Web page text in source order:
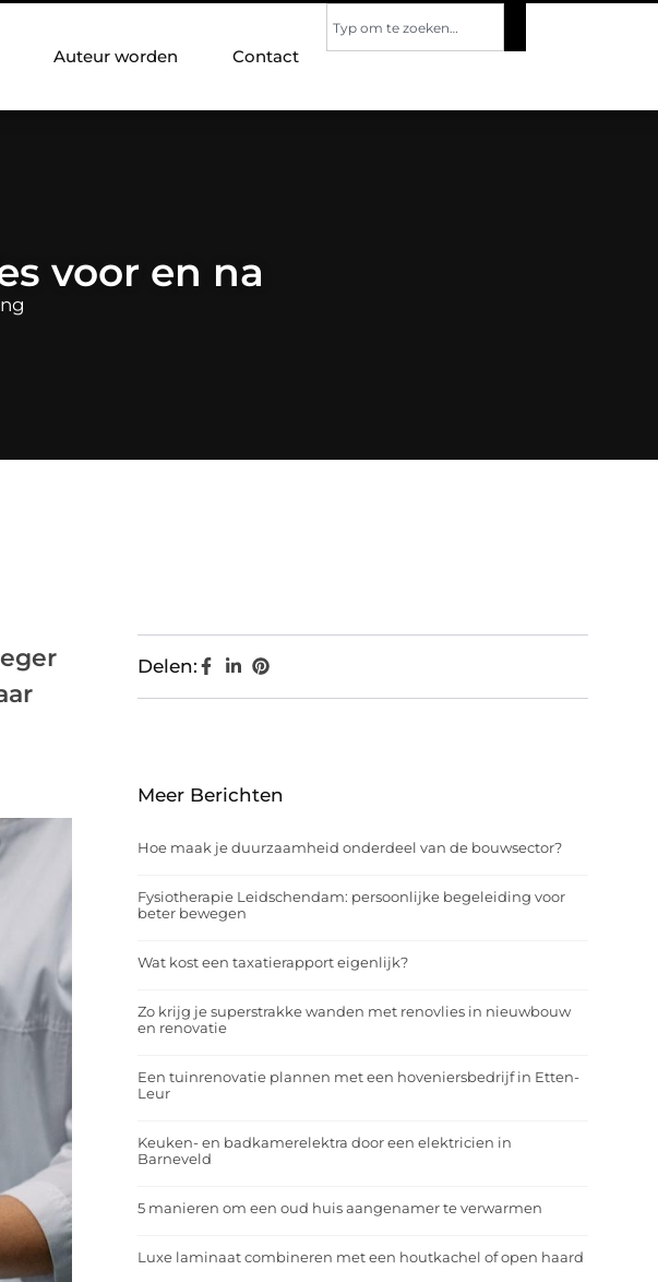
Auteur worden Contact
voor en na
Delen:
Meer Berichten
Hoe maak je duurzaamheid onderdeel van de bouwsector?
Fysiotherapie Leidschendam: persoonlijke begeleiding voor
beter bewegen
Wat kost een taxatierapport eigenlijk?
Zo krijg je superstrakke wanden met renovlies in nieuwbouw
en renovatie
Een tuinrenovatie plannen met een hoveniersbedrijf in Etten-
Leur
Keuken- en badkamerelektra door een elektricien in
Barneveld
5 manieren om een oud huis aangenamer te verwarmen
Luxe laminaat combineren met een houtkachel of open haard